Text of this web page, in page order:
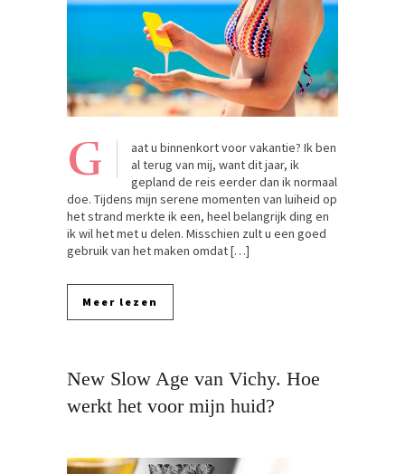
G
aat u binnenkort voor vakantie? Ik ben
al terug van mij, want dit jaar, ik
gepland de reis eerder dan ik normaal
doe. Tijdens mijn serene momenten van luiheid op
het strand merkte ik een, heel belangrijk ding en
ik wil het met u delen. Misschien zult u een goed
gebruik van het maken omdat […]
Meer lezen
New Slow Age van Vichy. Hoe
werkt het voor mijn huid?